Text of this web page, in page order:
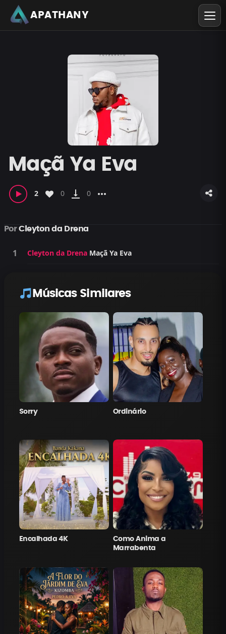
APATHANY
Maçã Ya Eva
2 0 vertical_align_bottom 0 more_horiz
Por Cleyton da Drena
Cleyton da Drena Maçã Ya Eva
Músicas Similares
Sorry Ordinário
Encalhada 4K
Como Anima a
Marrabenta